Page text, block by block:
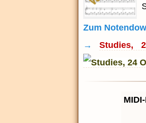
Zum
→Studies,